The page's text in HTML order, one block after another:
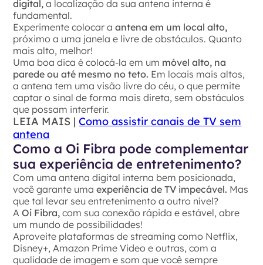
digital, a localização da sua antena interna é
fundamental.
Experimente colocar aantena em um local alto,
próximo a uma janela e livre de obstáculos. Quanto
mais alto, melhor!
Uma boa dica é colocá-la em um móvel alto, na
parede ou até mesmo no teto. Em locais mais altos,
a antena tem uma visão livre do céu, o que permite
captar o sinal de forma mais direta, sem obstáculos
que possam interferir.
LEIA MAIS |Como assistir canais de TV sem
antena
Como a Oi Fibra pode complementar
sua experiência de entretenimento?
Com uma antena digital interna bem posicionada,
você garante umaexperiência de TV impecável. Mas
que tal levar seu entretenimento a outro nível?
AOi Fibra, com sua conexão rápida e estável, abre
um mundo de possibilidades!
Aproveite plataformas de streaming como Netflix,
Disney+, Amazon Prime Video e outras, com a
qualidade de imagem e som que você sempre